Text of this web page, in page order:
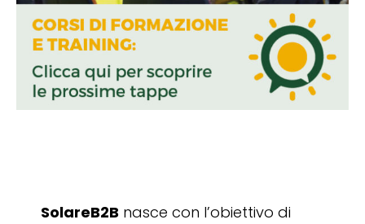
SolareB2B nasce con l’obiettivo di